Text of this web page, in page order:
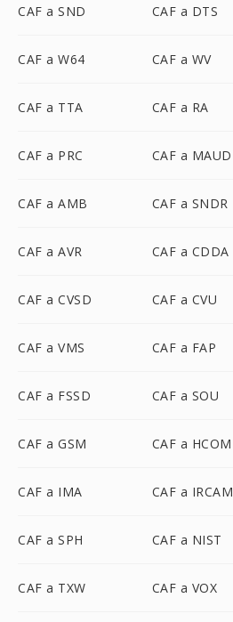
CAF a SND CAF a DTS
CAF a W64 CAF a WV
CAF a TTA CAF a RA
CAF a PRC CAF a MAUD
CAF a AMB CAF a SNDR
CAF a AVR CAF a CDDA
CAF a CVSD CAF a CVU
CAF a VMS CAF a FAP
CAF a FSSD CAF a SOU
CAF a GSM CAF a HCOM
CAF a IMA CAF a IRCAM
CAF a SPH CAF a NIST
CAF a TXW CAF a VOX